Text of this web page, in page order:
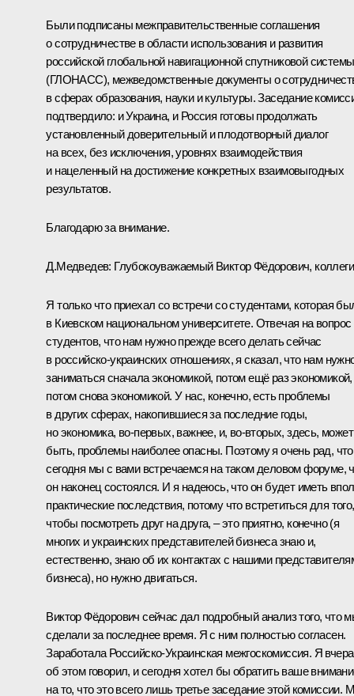
Были подписаны межправительственные соглашения
о сотрудничестве в области использования и развития
российской глобальной навигационной спутниковой системы
(ГЛОНАСС), межведомственные документы о
в сферах образования, науки и культуры. Заседание
подтвердило: и Украина, и Россия готовы продолжать
установленный доверительный и плодотворный диалог
на всех, без исключения, уровнях взаимодействия
и нацеленный на достижение конкретных взаимовыгодных
результатов.
Благодарю за внимание.
Д.Медведев: Глубокоуважаемый Виктор Фёдорович,
Я только что приехал со встречи со студентами, которая
в Киевском национальном университете. Отвечая на вопрос
студентов, что нам нужно прежде всего делать сейчас
в российско-украинских отношениях, я сказал, что нам
заниматься сначала экономикой, потом ещё раз экономикой,
потом снова экономикой. У нас, конечно, есть проблемы
в других сферах, накопившиеся за последние годы,
но экономика, во‑первых, важнее, и, во‑вторых, здесь, может
быть, проблемы наиболее опасны. Поэтому я очень рад, что
сегодня мы с вами встречаемся на таком деловом форуме,
он наконец состоялся. И я надеюсь, что он будет иметь
практические последствия, потому что встретиться для того,
чтобы посмотреть друг на друга, – это приятно, конечно (я
многих и украинских представителей бизнеса знаю и,
естественно, знаю об их контактах с нашими
бизнеса), но нужно двигаться.
Виктор Фёдорович сейчас дал подробный анализ того, что
сделали за последнее время. Я с ним полностью согласен.
Заработала Российско-Украинская межгоскомиссия. Я вчера
об этом говорил, и сегодня хотел бы обратить ваше
на то, что это всего лишь третье заседание этой комиссии.